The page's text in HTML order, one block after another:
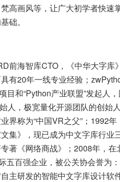
高画风等，让广大初学者快速
础。
前海智库CTO，《中华大字库
有20年一线专业经验；
目和“Python产业联盟”发起人
人，极宽量化开源团队的创始
界称为“中国VR之父”；1992
集》，现已成为中文字库行业
著《网络商战》；2008年，
五百强企业，被公关协会誉为
主研发的智能中文字库设计软